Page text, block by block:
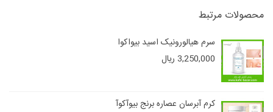
محصولات مرتبط
سرم هیالورونیک اسید بیواکوا
3,250,000 ریال
کرم آبرسان عصاره برنج بیوآکوآ